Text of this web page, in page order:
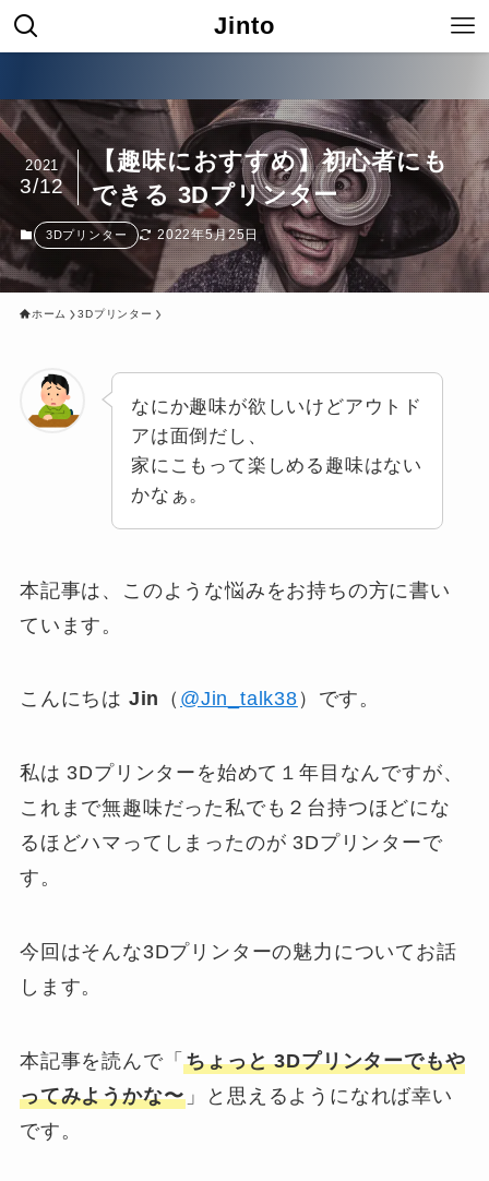
Jinto
【趣味におすすめ】初心者にも
できる 3Dプリンター
2021
3/12
3Dプリンター 2022年5月25日
ホーム 3Dプリンター
なにか趣味が欲しいけどアウトド
アは面倒だし、
家にこもって楽しめる趣味はない
かなぁ。
本記事は、このような悩みをお持ちの方に書い
ています。
こんにちは Jin （ @Jin_talk38 ）です。
私は 3Dプリンターを始めて１年目なんですが、
これまで無趣味だった私でも２台持つほどにな
るほどハマってしまったのが 3Dプリンターで
す。
今回はそんな3Dプリンターの魅力についてお話
します。
本記事を読んで「ちょっと 3Dプリンターでもや
ってみようかな〜 」と思えるようになれば幸い
です。